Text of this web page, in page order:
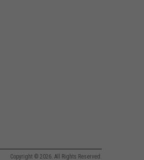
Copyright © 2026. All Rights Reserved.